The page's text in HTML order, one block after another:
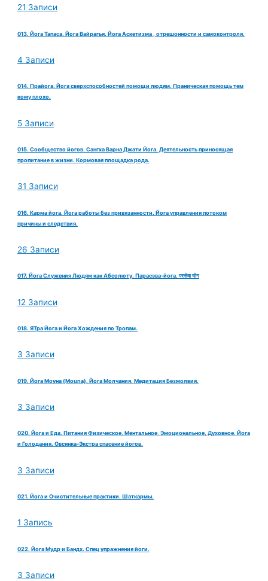
21 Записи
013. Йога Тапаса. Йога Вайрагья. Йога Аскетизма , отрешонности и самоконтроля.
4 Записи
014. Прайога. Йога сверхспособностей помощи людям. Праническая помощь тем
кому плохо.
5 Записи
015. Сообщество йогов. Сангха Варна Джати Йога. Деятельность приносящая
пропитание в жизни. Кормовая площадка рода.
31 Записи
016. Карма йога. Йога работы без привязанности. Йога управления потоком
причины и следствия.
26 Записи
017. Йога Служения Людям как Абсолюту. Парасэва-йога. परसेवा योग
12 Записи
018. ЯТра Йога и Йога Хождения по Тропам.
3 Записи
019. Йога Моуна (Mouna). Йога Молчания. Медитация Безмолвия.
3 Записи
020. Йога и Еда. Питания Физическое, Ментальное, Эмоциональное, Духовное. Йога
и Голодания. Овсянка-Экстра спасение йогов.
3 Записи
021. Йога и Очистительные практики. Шаткармы.
1 Запись
022. Йога Мудр и Бандх. Спец упражнения йоги.
3 Записи